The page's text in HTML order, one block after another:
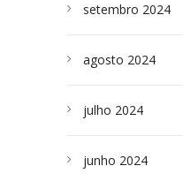
setembro 2024
agosto 2024
julho 2024
junho 2024